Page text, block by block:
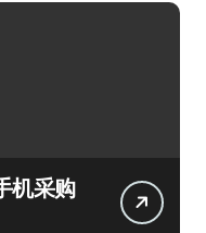
机采购